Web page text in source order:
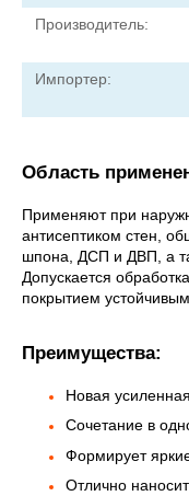
Производитель:
Импортер:
Область
Применяют при
антисептиком стен,
шпона, ДСП и ДВП, а
Допускается
покрытием
Преимущества:
Новая
Сочетание в
Формирует
Отлично